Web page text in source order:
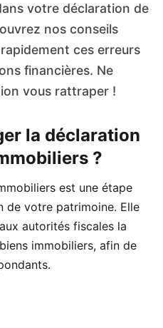
votre déclaration de
nos conseils
ces erreurs
financières. Ne
vous rattraper !
la déclaration
?
est une étape
de votre patrimoine. Elle
autorités fiscales la
immobiliers, afin de